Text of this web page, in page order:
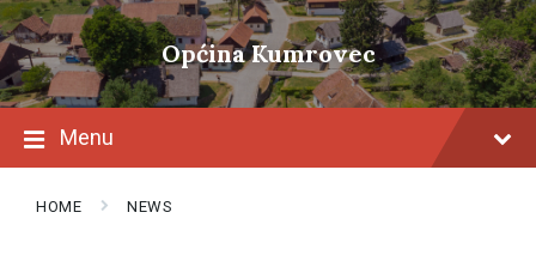
Općina Kumrovec
Menu
HOME NEWS